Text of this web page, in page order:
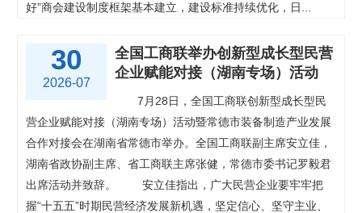
好”商会建设制度框架基本建立，建设标准持续优化，日...
30
2026-07
全国工商联举办创新型成长型民营
企业赋能对接（湖南专场）活动
7月28日，全国工商联创新型成长型民
营企业赋能对接（湖南专场）活动暨常德市装备制造产业发展
合作对接会在湖南省常德市举办。全国工商联副主席安立佳，
湖南省政协副主席、省工商联主席张健，常德市委书记罗毅君
出席活动并致辞。
安立佳指出，广大民营企业要牢牢把
握“十五五”时期民营经济发展新机遇，坚定信心、坚守主业、